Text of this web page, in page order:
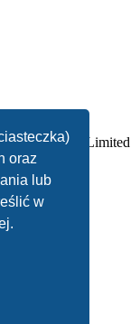
oraz
lub
w
© phpBB Limited